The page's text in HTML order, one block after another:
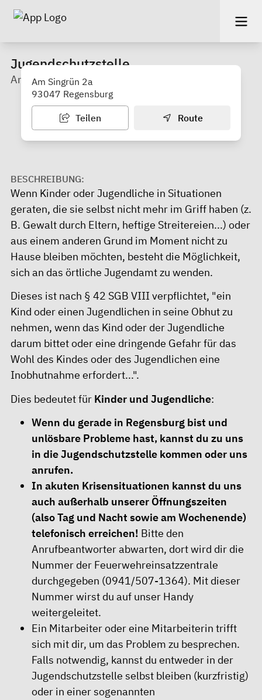
Jugendschutzstelle
Amt für Jugend und Familie
Am Singrün 2a
93047 Regensburg
Teilen Route
BESCHREIBUNG:
Wenn Kinder oder Jugendliche in Situationen
geraten, die sie selbst nicht mehr im Griff haben (z.
B. Gewalt durch Eltern, heftige Streitereien...) oder
aus einem anderen Grund im Moment nicht zu
Hause bleiben möchten, besteht die Möglichkeit,
sich an das örtliche Jugendamt zu wenden.
Dieses ist nach § 42 SGB VIII verpflichtet, "ein
Kind oder einen Jugendlichen in seine Obhut zu
nehmen, wenn das Kind oder der Jugendliche
darum bittet oder eine dringende Gefahr für das
Wohl des Kindes oder des Jugendlichen eine
Inobhutnahme erfordert...".
Dies bedeutet für Kinder und Jugendliche:
Wenn du gerade in Regensburg bist und
unlösbare Probleme hast, kannst du zu uns
in die Jugendschutzstelle kommen oder uns
anrufen.
In akuten Krisensituationen kannst du uns
auch außerhalb unserer Öffnungszeiten
(also Tag und Nacht sowie am Wochenende)
telefonisch erreichen! Bitte den
Anrufbeantworter abwarten, dort wird dir die
Nummer der Feuerwehreinsatzzentrale
durchgegeben (0941/507-1364). Mit dieser
Nummer wirst du auf unser Handy
weitergeleitet.
Ein Mitarbeiter oder eine Mitarbeiterin trifft
sich mit dir, um das Problem zu besprechen.
Falls notwendig, kannst du entweder in der
Jugendschutzstelle selbst bleiben (kurzfristig)
oder in einer sogenannten